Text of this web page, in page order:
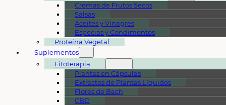
Cremas de Frutos Secos
Salsas
Aceites y Vinagres
Especias y Condimentos
Proteína Vegetal
Suplementos
Fitoterapia
Plantas en Cápsulas
Extractos de Plantas Líquidos
Flores de Bach
CBD